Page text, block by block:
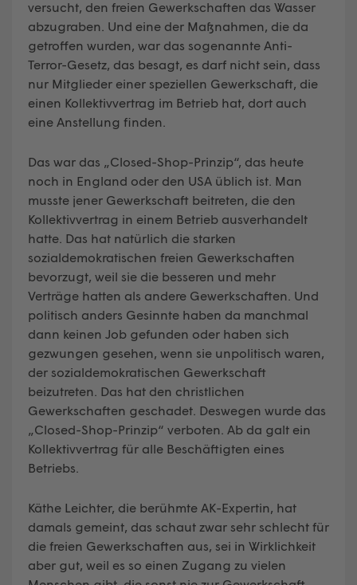
versucht, den freien Gewerkschaften das Wasser
abzugraben. Und eine der Maßnahmen, die da
getroffen wurden, war das sogenannte Anti-
Terror-Gesetz, das besagt, es darf nicht sein, dass
nur Mitglieder einer speziellen Gewerkschaft, die
einen Kollektivvertrag im Betrieb hat, dort auch
eine Anstellung finden.
Das war das „Closed-Shop-Prinzip“, das heute
noch in England oder den USA üblich ist. Man
musste jener Gewerkschaft beitreten, die den
Kollektivvertrag in einem Betrieb ausverhandelt
hatte. Das hat natürlich die starken
sozialdemokratischen freien Gewerkschaften
bevorzugt, weil sie die besseren und mehr
Verträge hatten als andere Gewerkschaften. Und
politisch anders Gesinnte haben da manchmal
dann keinen Job gefunden oder haben sich
gezwungen gesehen, wenn sie unpolitisch waren,
der sozialdemokratischen Gewerkschaft
beizutreten. Das hat den christlichen
Gewerkschaften geschadet. Deswegen wurde das
„Closed-Shop-Prinzip“ verboten. Ab da galt ein
Kollektivvertrag für alle Beschäftigten eines
Betriebs.
Käthe Leichter, die berühmte AK-Expertin, hat
damals gemeint, das schaut zwar sehr schlecht für
die freien Gewerkschaften aus, sei in Wirklichkeit
aber gut, weil es so einen Zugang zu vielen